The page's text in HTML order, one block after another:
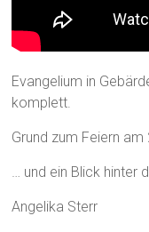
Evangelium in
komplett.
Grund zum Feiern
… und ein Blick hinter
Angelika Sterr